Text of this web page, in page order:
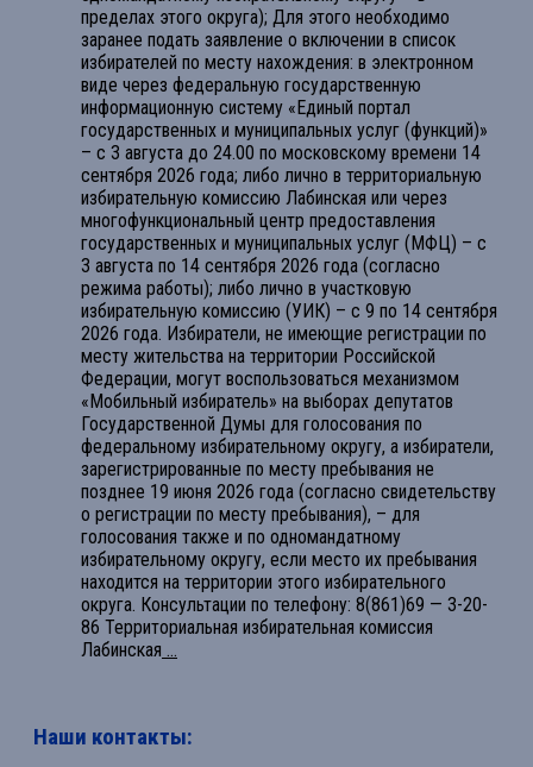
пределах этого округа); Для этого необходимо
заранее подать заявление о включении в список
избирателей по месту нахождения: в электронном
виде через федеральную государственную
информационную систему «Единый портал
государственных и муниципальных услуг (функций)»
– с 3 августа до 24.00 по московскому времени 14
сентября 2026 года; либо лично в территориальную
избирательную комиссию Лабинская или через
многофункциональный центр предоставления
государственных и муниципальных услуг (МФЦ) – с
3 августа по 14 сентября 2026 года (согласно
режима работы); либо лично в участковую
избирательную комиссию (УИК) – с 9 по 14 сентября
2026 года. Избиратели, не имеющие регистрации по
месту жительства на территории Российской
Федерации, могут воспользоваться механизмом
«Мобильный избиратель» на выборах депутатов
Государственной Думы для голосования по
федеральному избирательному округу, а избиратели,
зарегистрированные по месту пребывания не
позднее 19 июня 2026 года (согласно свидетельству
о регистрации по месту пребывания), – для
голосования также и по одномандатному
избирательному округу, если место их пребывания
находится на территории этого избирательного
округа. Консультации по телефону: 8(861)69 — 3-20-
86 Территориальная избирательная комиссия
Лабинская ...
Наши контакты: